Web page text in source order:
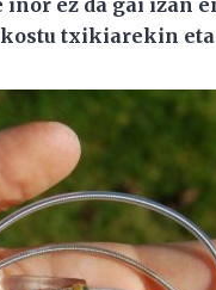
txikiarekin